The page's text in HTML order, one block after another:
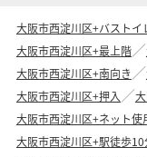
大阪市西淀川区+バストイ
大阪市西淀川区+最上階
大阪市西淀川区+南向き
大阪市西淀川区+押入
大阪市西淀川区+ネット使
大阪市西淀川区+駅徒歩10